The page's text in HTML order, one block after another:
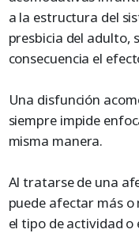
a la estructura del
presbicia del adulto,
consecuencia el
Una disfunción
siempre impide
misma manera.
Al tratarse de una
puede afectar más o
el tipo de actividad